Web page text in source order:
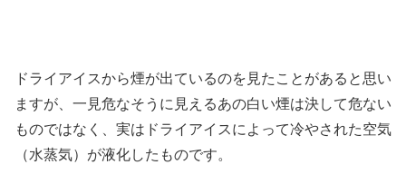
ドライアイスから煙が出ているのを見たことがあると思い
ますが、一見危なそうに見えるあの白い煙は決して危ない
ものではなく、実はドライアイスによって冷やされた空気
（水蒸気）が液化したものです。